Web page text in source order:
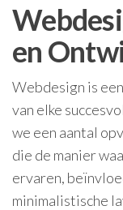
en
Webdesign is
van elke
we een aantal
die de manier
ervaren,
minimalistische